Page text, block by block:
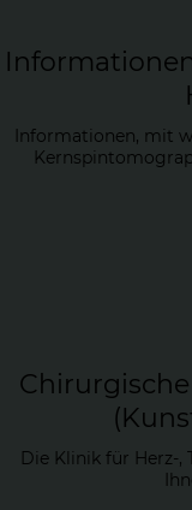
Informationen, mit
Die Klinik für Herz-